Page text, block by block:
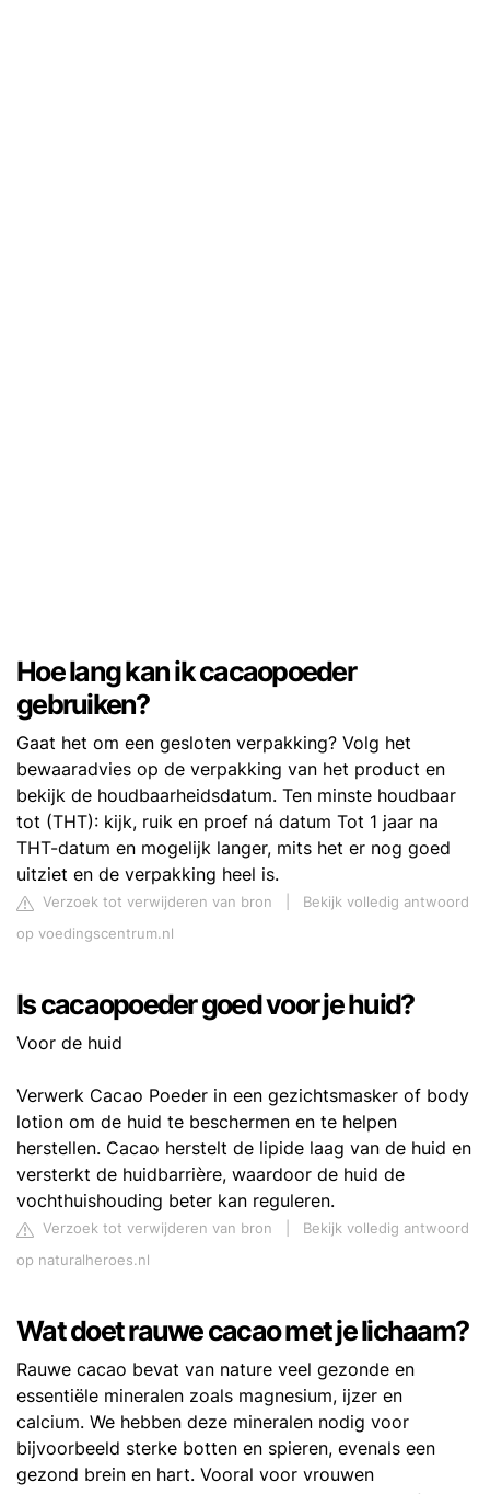
Hoe lang kan ik cacaopoeder
gebruiken?
Gaat het om een gesloten verpakking? Volg het
bewaaradvies op de verpakking van het product en
bekijk de houdbaarheidsdatum. Ten minste houdbaar
tot (THT): kijk, ruik en proef ná datum Tot 1 jaar na
THT-datum en mogelijk langer, mits het er nog goed
uitziet en de verpakking heel is.
Verzoek tot verwijderen van bron
Bekijk volledig antwoord
op voedingscentrum.nl
Is cacaopoeder goed voor je huid?
Voor de huid
Verwerk Cacao Poeder in een gezichtsmasker of body
lotion om de huid te beschermen en te helpen
herstellen. Cacao herstelt de lipide laag van de huid en
versterkt de huidbarrière, waardoor de huid de
vochthuishouding beter kan reguleren.
Verzoek tot verwijderen van bron
Bekijk volledig antwoord
op naturalheroes.nl
Wat doet rauwe cacao met je lichaam?
Rauwe cacao bevat van nature veel gezonde en
essentiële mineralen zoals magnesium, ijzer en
calcium. We hebben deze mineralen nodig voor
bijvoorbeeld sterke botten en spieren, evenals een
gezond brein en hart. Vooral voor vrouwen